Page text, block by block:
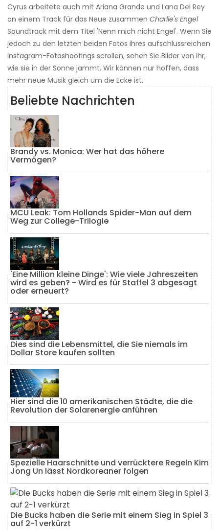
Cyrus arbeitete auch mit Ariana Grande und Lana Del Rey
an einem Track für das Neue zusammen Charlie's Engel
Soundtrack mit dem Titel 'Nenn mich nicht Engel'. Wenn Sie
jedoch zu den letzten beiden Fotos ihres aufschlussreichen
Instagram-Fotoshootings scrollen, sehen Sie Bilder von ihr,
wie sie in der Sonne jammt. Wir können nur hoffen, dass
mehr neue Musik gleich um die Ecke ist.
Beliebte Nachrichten
Brandy vs. Monica: Wer hat das höhere
Vermögen?
MCU Leak: Tom Hollands Spider-Man auf dem
Weg zur College-Trilogie
'Eine Million kleine Dinge': Wie viele Jahreszeiten
wird es geben? - Wird es für Staffel 3 abgesagt
oder erneuert?
Dies sind die Lebensmittel, die Sie niemals im
Dollar Store kaufen sollten
Hier sind die 10 amerikanischen Städte, die die
Revolution der Solarenergie anführen
Spezielle Haarschnitte und verrücktere Regeln Kim
Jong Un lässt Nordkoreaner folgen
Die Bucks haben die Serie mit einem Sieg in Spiel 3
auf 2-1 verkürzt